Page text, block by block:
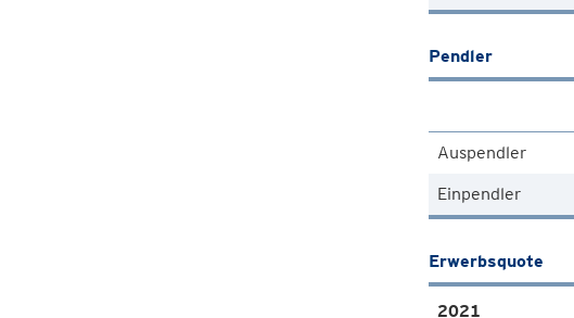
Pendler
Auspendler
Einpendler
Erwerbsquote
2021